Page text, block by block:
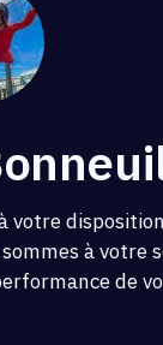
à votre
de